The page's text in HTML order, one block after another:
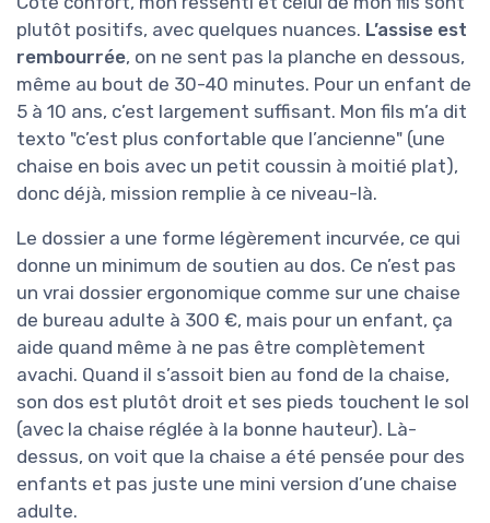
plutôt positifs, avec quelques nuances. L’assise est
rembourrée, on ne sent pas la planche en dessous,
même au bout de 30-40 minutes. Pour un enfant de
5 à 10 ans, c’est largement suffisant. Mon fils m’a dit
texto "c’est plus confortable que l’ancienne" (une
chaise en bois avec un petit coussin à moitié plat),
donc déjà, mission remplie à ce niveau-là.
Le dossier a une forme légèrement incurvée, ce qui
donne un minimum de soutien au dos. Ce n’est pas
un vrai dossier ergonomique comme sur une chaise
de bureau adulte à 300 €, mais pour un enfant, ça
aide quand même à ne pas être complètement
avachi. Quand il s’assoit bien au fond de la chaise,
son dos est plutôt droit et ses pieds touchent le sol
(avec la chaise réglée à la bonne hauteur). Là-
dessus, on voit que la chaise a été pensée pour des
enfants et pas juste une mini version d’une chaise
adulte.